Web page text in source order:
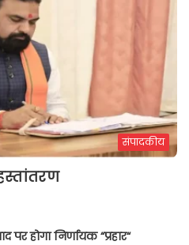
संपादकीय
होगा निर्णायक “प्रहार“